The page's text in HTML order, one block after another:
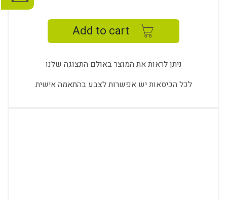
Add to cart
ניתן לראות את המוצר באולם התצוגה שלנו
לכל הכיסאות יש אפשרות לצבע בהתאמה אישית